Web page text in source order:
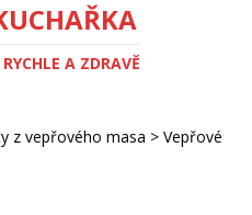
A ZDRAVĚ
z vepřového masa > Vepřové